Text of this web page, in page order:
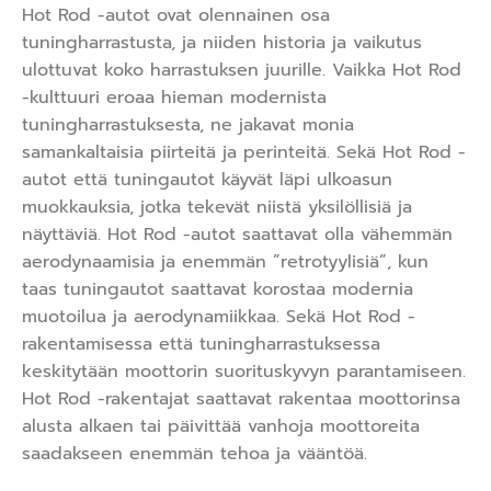
Hot Rod -autot ovat olennainen osa
tuningharrastusta, ja niiden historia ja vaikutus
ulottuvat koko harrastuksen juurille. Vaikka Hot Rod
-kulttuuri eroaa hieman modernista
tuningharrastuksesta, ne jakavat monia
samankaltaisia piirteitä ja perinteitä. Sekä Hot Rod -
autot että tuningautot käyvät läpi ulkoasun
muokkauksia, jotka tekevät niistä yksilöllisiä ja
näyttäviä. Hot Rod -autot saattavat olla vähemmän
aerodynaamisia ja enemmän ”retrotyylisiä”, kun
taas tuningautot saattavat korostaa modernia
muotoilua ja aerodynamiikkaa. Sekä Hot Rod -
rakentamisessa että tuningharrastuksessa
keskitytään moottorin suorituskyvyn parantamiseen.
Hot Rod -rakentajat saattavat rakentaa moottorinsa
alusta alkaen tai päivittää vanhoja moottoreita
saadakseen enemmän tehoa ja vääntöä.